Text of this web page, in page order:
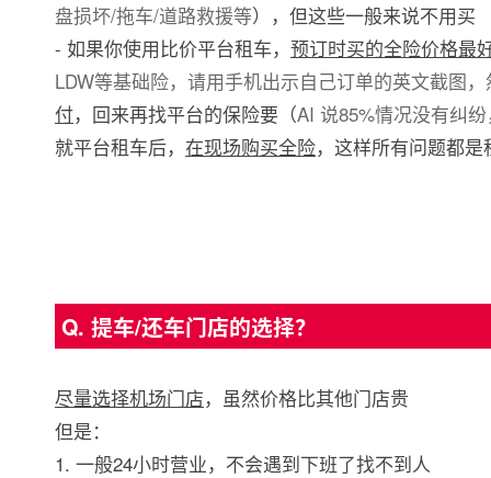
盘损坏/拖车/道路救援等），但这些一般来说不用买
- 如果你使用比价平台租车， 预订时买的全险价格最
LDW等基础险，请用手机出示自己订单的英文截图
付，回来再找平台的保险要（AI 说85%情况没有纠
就平台租车后， 在现场购买全险，这样所有问题都
Q. 提车/还车门店的选择？
尽量选择机场门店，虽然价格比其他门店贵
但是：
1. 一般24小时营业，不会遇到下班了找不到人